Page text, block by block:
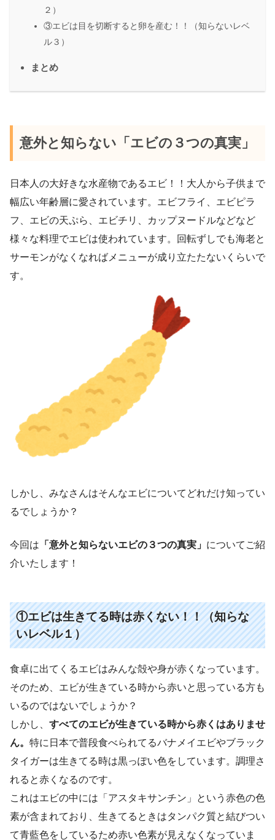
２）
③エビは目を切断すると卵を産む！！（知らないレベ
ル３）
まとめ
意外と知らない「エビの３つの真実」
日本人の大好きな水産物であるエビ！！大人から子供まで
幅広い年齢層に愛されています。エビフライ、エビピラ
フ、エビの天ぷら、エビチリ、カップヌードルなどなど
様々な料理でエビは使われています。回転ずしでも海老と
サーモンがなくなればメニューが成り立たたないくらいで
す。
しかし、みなさんはそんなエビについてどれだけ知ってい
るでしょうか？
今回は 「意外と知らないエビの３つの真実」 についてご紹
介いたします！
①エビは生きてる時は赤くない！！（知らな
いレベル１）
食卓に出てくるエビはみんな殻や身が赤くなっています。
そのため、エビが生きている時から赤いと思っている方も
いるのではないでしょうか？
しかし、 すべてのエビが生きている時から赤くはありませ
ん。 特に日本で普段食べられてるバナメイエビやブラック
タイガーは生きてる時は黒っぽい色をしています。調理さ
れると赤くなるのです。
これはエビの中には「アスタキサンチン」という赤色の色
素が含まれており、生きてるときはタンパク質と結びつい
て青藍色をしているため赤い色素が見えなくなっていま